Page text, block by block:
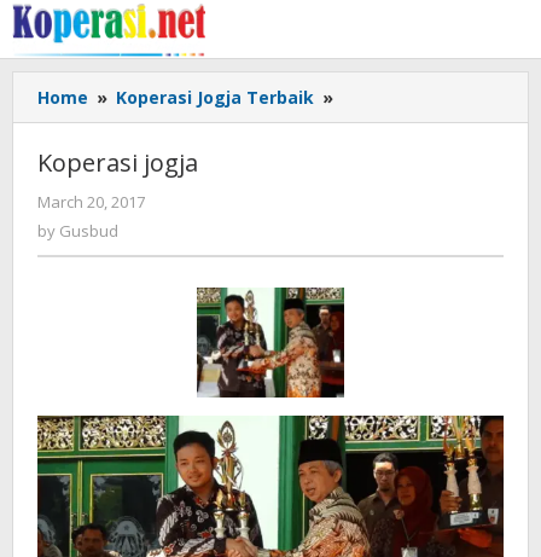
Skip
to
content
Home » Koperasi Jogja Terbaik »
jogja
Koperasi jogja
March 20, 2017
by Gusbud